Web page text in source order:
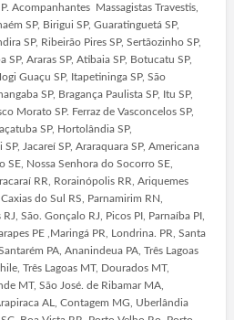
Acompanhantes Massagistas Travestis,
SP, Birigui SP, Guaratinguetá SP,
SP, Ribeirão Pires SP, Sertãozinho SP,
SP, Araras SP, Atibaia SP, Botucatu SP,
Guaçu SP, Itapetininga SP, São
SP, Bragança Paulista SP, Itu SP,
Morato SP. Ferraz de Vasconcelos SP,
SP, Hortolândia SP,
Jacareí SP, Araraquara SP, Americana
SE, Nossa Senhora do Socorro SE,
RR, Rorainópolis RR, Ariquemes
do Sul RS, Parnamirim RN,
São. Gonçalo RJ, Picos PI, Parnaíba PI,
PE ,Maringá PR, Londrina. PR, Santa
PA, Ananindeua PA, Três Lagoas
Três Lagoas MT, Dourados MT,
MT, São José. de Ribamar MA,
AL, Contagem MG, Uberlândia